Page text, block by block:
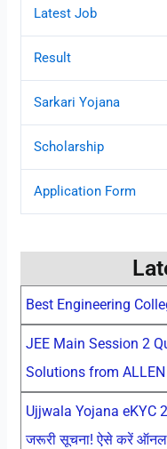
Latest Job
Result
Sarkari Yojana
Scholarship
Application Form
Best Engineering
JEE Main Session 2
Solutions from ALLEN
Ujjwala Yojana eKYC
जरूरी सूचना! ऐसे करें